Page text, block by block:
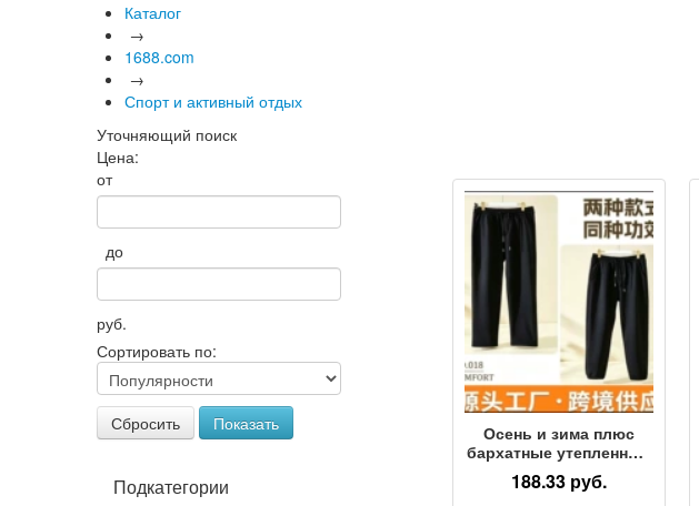
Каталог
→
1688.com
→
Спорт и активный отдых
Уточняющий поиск
Цена:
от
до
руб.
Сортировать по:
Сбросить Показать
Подкатегории
Осень и зима плюс
бархатные утепленные
мужские брюки плюс
бархатные
188.33 руб.